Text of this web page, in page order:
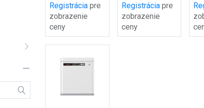
Registrácia pre
zobrazenie
ceny
Registrácia pre
zobrazenie
ceny